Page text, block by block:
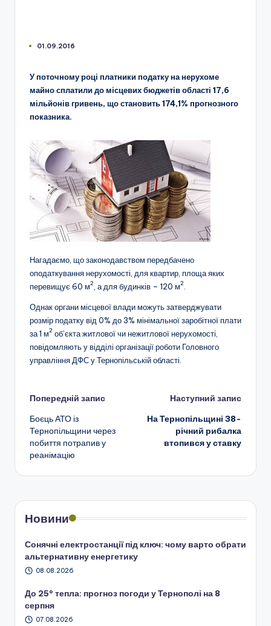
01.09.2016
У поточному році платники податку на нерухоме
майно сплатили до місцевих бюджетів області 17,6
мільйонів гривень, що становить 174,1% прогнозного
показника.
Нагадаємо, що законодавством передбачено
оподаткування нерухомості, для квартир, площа яких
перевищує 60 м2 , а для будинків – 120 м2
Однак органи місцевої влади можуть затверджувати
розмір податку від 0% до 3% мінімальної заробітної плати
за 1 м2 об’єкта житлової чи нежитлової нерухомості,
повідомляють у відділі організації роботи Головного
управління ДФС у Тернопільській області.
Навігація
по
запису
Попередній запис
Боєць АТО із
Тернопільщини через
побиття потрапив у
реанімацію
Наступний запис
На Тернопільщині 38-
річний рибалка
втопився у ставку
Новини
Сонячні електростанції під ключ: чому варто обрати
альтернативну енергетику
08.08.2026
До 25° тепла: прогноз погоди у Тернополі на 8
серпня
07.08.2026